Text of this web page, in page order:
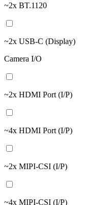
~2x BT.1120
~2x USB-C (Display)
Camera I/O
~2x HDMI Port (I/P)
~4x HDMI Port (I/P)
~2x MIPI-CSI (I/P)
~4x MIPI-CSI (I/P)